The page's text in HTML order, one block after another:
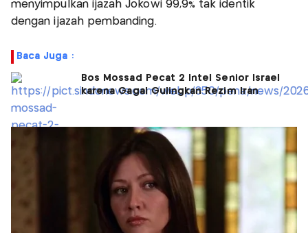
menyimpulkan ijazah Jokowi 99,9% tak identik
dengan ijazah pembanding.
Baca Juga :
Bos Mossad Pecat 2 Intel Senior Israel
karena Gagal Gulingkan Rezim Iran